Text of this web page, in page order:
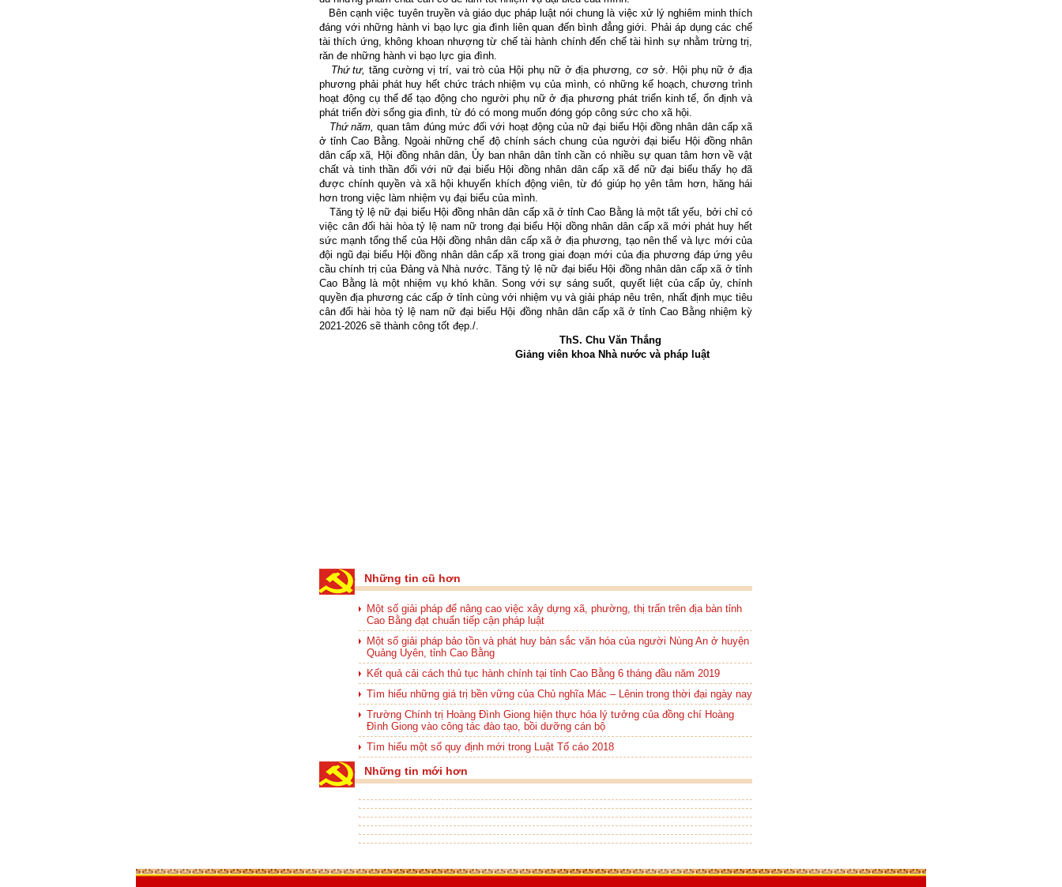
Bên cạnh việc tuyên truyền và giáo dục pháp luật nói chung là việc xử lý nghiêm minh thích
đáng với những hành vi bạo lực gia đình liên quan đến bình đẳng giới. Phải áp dụng các chế
tài thích ứng, không khoan nhượng từ chế tài hành chính đến chế tài hình sự nhằm trừng trị,
răn đe những hành vi bạo lực gia đình.
Thứ tư, tăng cường vị trí, vai trò của Hội phụ nữ ở địa phương, cơ sở. Hội phụ nữ ở địa
phương phải phát huy hết chức trách nhiệm vụ của mình, có những kế hoạch, chương trình
hoạt động cụ thể để tạo động cho người phụ nữ ở địa phương phát triển kinh tế, ổn định và
phát triển đời sống gia đình, từ đó có mong muốn đóng góp công sức cho xã hội.
Thứ năm, quan tâm đúng mức đối với hoạt động của nữ đại biểu Hội đồng nhân dân cấp xã
ở tỉnh Cao Bằng. Ngoài những chế độ chính sách chung của người đại biểu Hội đồng nhân
dân cấp xã, Hội đồng nhân dân, Ủy ban nhân dân tỉnh cần có nhiều sự quan tâm hơn về vật
chất và tinh thần đối với nữ đại biểu Hội đồng nhân dân cấp xã để nữ đại biểu thấy họ đã
được chính quyền và xã hội khuyến khích động viên, từ đó giúp họ yên tâm hơn, hăng hái
hơn trong việc làm nhiệm vụ đại biểu của mình.
Tăng tỷ lệ nữ đại biểu Hội đồng nhân dân cấp xã ở tỉnh Cao Bằng là một tất yếu, bởi chỉ có
việc cân đối hài hòa tỷ lệ nam nữ trong đại biểu Hội dồng nhân dân cấp xã mới phát huy hết
sức mạnh tổng thể của Hội đồng nhân dân cấp xã ở địa phương, tạo nên thế và lực mới của
đội ngũ đại biểu Hội đồng nhân dân cấp xã trong giai đoạn mới của địa phương đáp ứng yêu
cầu chính trị của Đảng và Nhà nước. Tăng tỷ lệ nữ đại biểu Hội đồng nhân dân cấp xã ở tỉnh
Cao Bằng là một nhiệm vụ khó khăn. Song với sự sáng suốt, quyết liệt của cấp ủy, chính
quyền địa phương các cấp ở tỉnh cùng với nhiệm vụ và giải pháp nêu trên, nhất định mục tiêu
cân đối hài hòa tỷ lệ nam nữ đại biểu Hội đồng nhân dân cấp xã ở tỉnh Cao Bằng nhiệm kỳ
2021-2026 sẽ thành công tốt đẹp./.
ThS. Chu Văn Thắng
Giảng viên khoa Nhà nước và pháp luật
Những tin cũ hơn
Một số giải pháp để nâng cao việc xây dựng xã, phường, thị trấn trên địa bàn tỉnh
Cao Bằng đạt chuẩn tiếp cận pháp luật
Một số giải pháp bảo tồn và phát huy bản sắc văn hóa của người Nùng An ở huyện
Quảng Uyên, tỉnh Cao Bằng
Kết quả cải cách thủ tục hành chính tại tỉnh Cao Bằng 6 tháng đầu năm 2019
Tìm hiểu những giá trị bền vững của Chủ nghĩa Mác – Lênin trong thời đại ngày nay
Trường Chính trị Hoàng Đình Giong hiện thực hóa lý tưởng của đồng chí Hoàng
Đình Giong vào công tác đào tạo, bồi dưỡng cán bộ
Tìm hiểu một số quy định mới trong Luật Tố cáo 2018
Những tin mới hơn